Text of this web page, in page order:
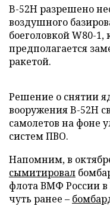
B-52H разрешено
воздушного
боеголовкой W80-
предполагается
ракетой.
Решение о снятии
вооружения B-52H
самолетов на фоне
систем ПВО.
Напомним, в
сымитировал
флота ВМФ России в
чуть ранее –